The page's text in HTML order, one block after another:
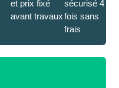
et prix fixé
avant travaux
sécurisé 4
fois sans
frais